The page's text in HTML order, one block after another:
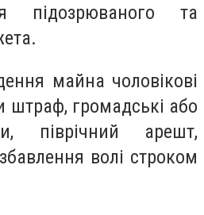
підозрюваного та
майна чоловікові
штраф, громадські або
піврічний арешт,
волі строком